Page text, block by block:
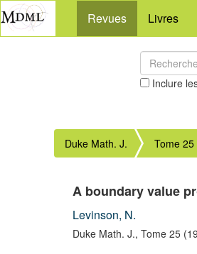
Revues Livres
Inclure
Duke Math. J. Tome
A boundary value
Levinson, N.
Duke Math. J., Tome 25